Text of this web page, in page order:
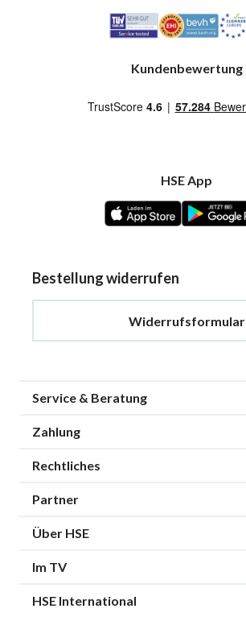
Kundenbewertung
HSE App
Bestellung widerrufen
Widerrufsformular
Service & Beratung
Zahlung
Rechtliches
Partner
Über HSE
Im TV
HSE International